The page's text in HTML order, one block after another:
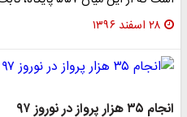
۲۸ اسفند ۱۳۹۶
انجام ۳۵ هزار پرواز در نوروز ۹۷‌